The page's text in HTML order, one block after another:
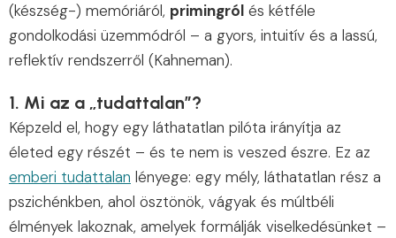
(készség-) memóriáról, primingról és kétféle
gondolkodási üzemmódról – a gyors, intuitív és a lassú,
reflektív rendszerről (Kahneman).
1. Mi az a „tudattalan”?
Képzeld el, hogy egy láthatatlan pilóta irányítja az
életed egy részét – és te nem is veszed észre. Ez az
emberi tudattalan lényege: egy mély, láthatatlan rész a
pszichénkben, ahol ösztönök, vágyak és múltbéli
élmények lakoznak, amelyek formálják viselkedésünket –